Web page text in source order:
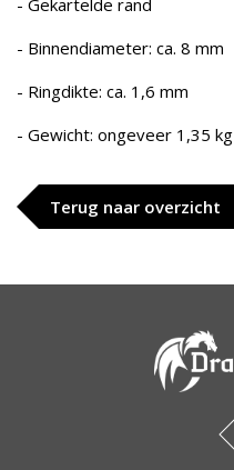
- Gekartelde rand
- Binnendiameter: ca. 8 mm
- Ringdikte: ca. 1,6 mm
- Gewicht: ongeveer 1,35 kg
Terug naar overzicht